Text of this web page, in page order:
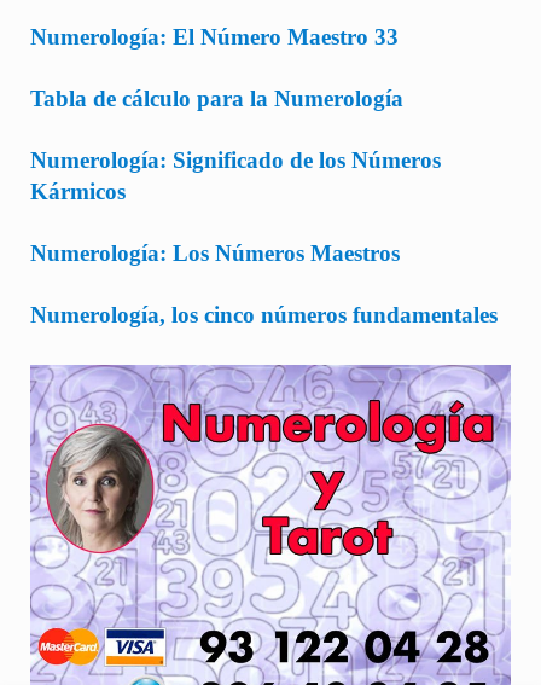
Numerología: El Número Maestro 33
Tabla de cálculo para la Numerología
Numerología: Significado de los Números
Kármicos
Numerología: Los Números Maestros
Numerología, los cinco números fundamentales